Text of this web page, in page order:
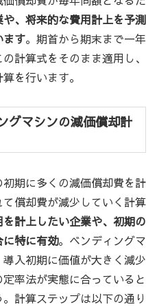
、将来的な費用計上を予測
ます。期首から期末まで一年
計算式をそのまま適用し、
を行います。
グマシンの減価償却計
期に多くの減価償却費を計
償却費が減少していく計算
計上したい企業や、初期の
特に有効。ベンディングマ
入初期に価値が大きく減少
率法が実態に合っていると
計算ステップは以下の通り